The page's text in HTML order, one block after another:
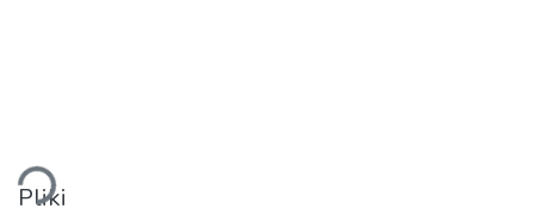
Ładowanie...
Pliki